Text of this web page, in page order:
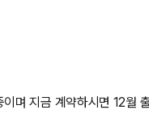
며 지금 계약하시면 12월